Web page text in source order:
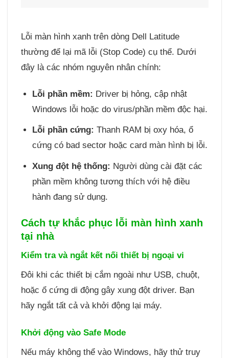
Lỗi màn hình xanh trên dòng Dell Latitude
thường để lại mã lỗi (Stop Code) cụ thể. Dưới
đây là các nhóm nguyên nhân chính:
Lỗi phần mềm: Driver bị hỏng, cập nhật
Windows lỗi hoặc do virus/phần mềm độc hại.
Lỗi phần cứng: Thanh RAM bị oxy hóa, ổ
cứng có bad sector hoặc card màn hình bị lỗi.
Xung đột hệ thống: Người dùng cài đặt các
phần mềm không tương thích với hệ điều
hành đang sử dụng.
Cách tự khắc phục lỗi màn hình xanh
tại nhà
Kiểm tra và ngắt kết nối thiết bị ngoại vi
Đôi khi các thiết bị cắm ngoài như USB, chuột,
hoặc ổ cứng di động gây xung đột driver. Bạn
hãy ngắt tất cả và khởi động lại máy.
Khởi động vào Safe Mode
Nếu máy không thể vào Windows, hãy thử truy